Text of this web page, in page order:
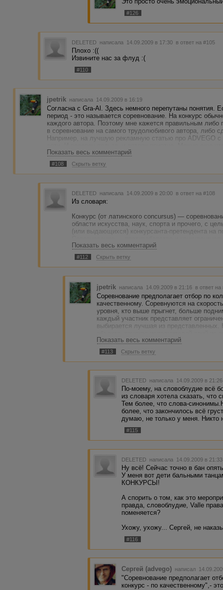
#126
DELETED написала 14.09.2009 в 17:30 в ответ на #105
Плохо :((
Извините нас за флуд :(
#110
jpetrik написала 14.09.2009 в 16:19
Согласна с Gra-Al. Здесь немного перепутаны понятия.
период - это называется соревнование. На конкурс
каждого автора. Поэтому мне кажется правильным либо
в соревнование на самого трудолюбивого автора, либо
Например, на лучшую рекламную статью про ADVEGO
именно конкурс. Просто идея дать приз тому, кто
кажется немного неверной. Этот автор и так уже
Показать весь комментарий
#108 Скрыть ветку
DELETED написала 14.09.2009 в 20:00 в ответ на #108
Из словаря:
Конкурс (от латинского concursus) —
области искусства, наук, спорта и прочего, с
(или выдающихся) конкурсанта-претендента на
достижение превосходства, (выигрыша,
Какие понятия перепутаны? Оба слова
в области...(читай выше), а второе, скорее, в
Показать весь комментарий
#112 Скрыть ветку
jpetrik написала 14.09.2009 в 21:16 в ответ на
Соревнование предполагает отбор по
качественному. Соревнуются на
уровня, кто выше прыгнет, больше
каждый участник представляет
выбирается лучшая из представленных.
место. Исходя из этого и получается,
является число (работ, заработанных
данное мероприятие должно носить
претендентов на приз в заблуждение.
о том, правильно ли отбирать
провести мероприятие творческого
Показать весь комментарий
#113 Скрыть ветку
DELETED написала 14.09.2009 в
По-моему, на словоблудие всё
из словаря хотела сказать, что
Тем более, что слова-
более, что закончилось всё
думаю, не только у меня. Никто
#115
DELETED написала 14.09.2009 в
Ну всё! Сейчас точно в бан
У меня вот дети бальными
КОНКУРСЫ!
А спорить о том, как это
правда, словоблудие, Valle
поменяется?
Ухожу, ухожу... Сергей, не
#116
Сергей (advego) написал
"Соревнование предполагает
конкурс - по качественному",-